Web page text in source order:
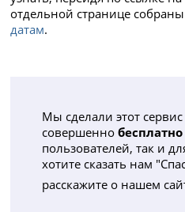
отдельной странице собраны
датам.
Мы сделали этот
совершеннобесплатно
пользователей, так и
хотите сказать нам
расскажите о нашем